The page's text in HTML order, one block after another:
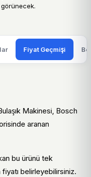
Fiyat Geçmişi
Makinesi, Bosch
aranan
bu ürünü tek
belirleyebilirsiniz.